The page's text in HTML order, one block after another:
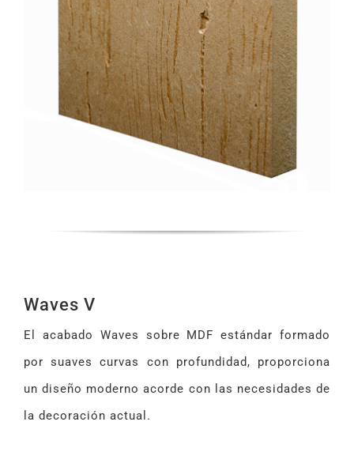
Waves V
El acabado Waves sobre MDF estándar formado
por suaves curvas con profundidad, proporciona
un diseño moderno acorde con las necesidades de
la decoración actual.